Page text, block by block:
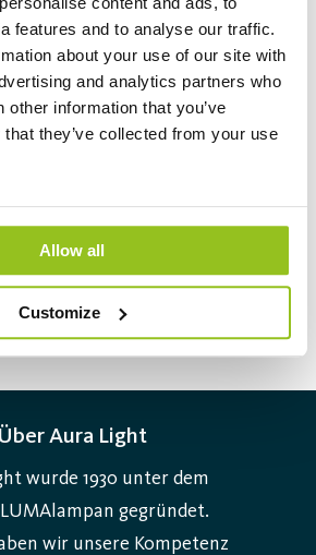
features and to analyse our traffic.
about your use of our site with
and analytics partners who
other information that you’ve
they’ve collected from your use
Allow all
Customize
- ein zusätzlich integriertes Keramikrohr,
im Brenner verringert - erreicht. Die
Standard IEC/EN 60662, d.h. sie sind
vergleichbar.
werden hauptsächlich in
in denen leistungsstarke
ist – zum Beispiel in der
und in der
Mit langer Lebensdauer und
vollwertige Lösung
Über Aura Light
wurde 1930 unter dem
gegründet.
wir unsere Kompetenz